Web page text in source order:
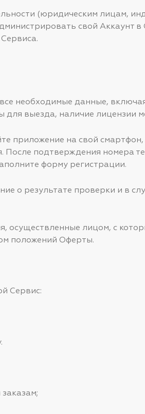
(юридическим лицам,
свой Аккаунт в
необходимые данные,
выезда, наличие лицензии
приложение на свой
подтверждения номера
форму регистрации.
о результате проверки и в
лицом, с
положений Оферты.
Сервис: